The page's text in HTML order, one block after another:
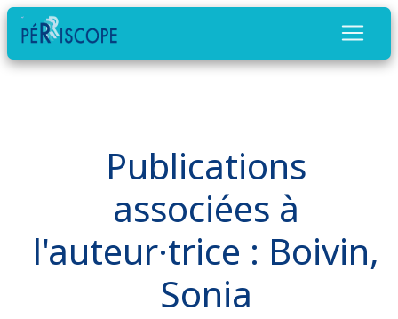
Publications
associées à
l'auteur·trice : Boivin,
Sonia